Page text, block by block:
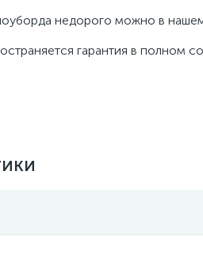
недорого можно в
гарантия в полном